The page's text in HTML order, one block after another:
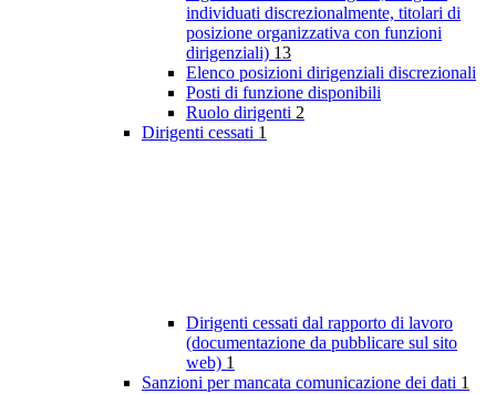
individuati discrezionalmente, titolari di
posizione organizzativa con funzioni
dirigenziali) 13
Elenco posizioni dirigenziali discrezionali
Posti di funzione disponibili
Ruolo dirigenti 2
Dirigenti cessati 1
Dirigenti cessati dal rapporto di lavoro
(documentazione da pubblicare sul sito
web) 1
Sanzioni per mancata comunicazione dei dati 1